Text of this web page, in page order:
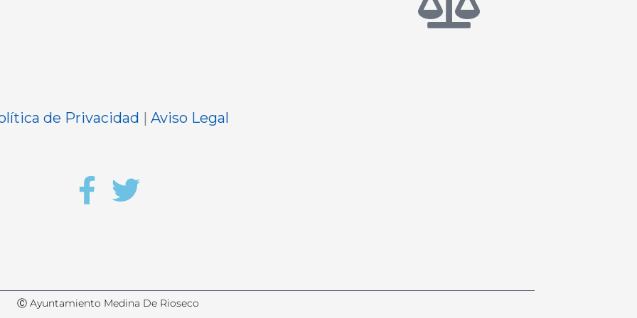
de Privacidad | Aviso Legal
Ⓒ Ayuntamiento Medina De Rioseco